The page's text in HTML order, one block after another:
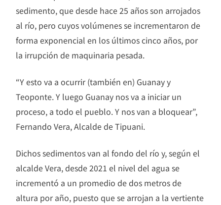
sedimento, que desde hace 25 años son arrojados
al río, pero cuyos volúmenes se incrementaron de
forma exponencial en los últimos cinco años, por
la irrupción de maquinaria pesada.
“Y esto va a ocurrir (también en) Guanay y
Teoponte. Y luego Guanay nos va a iniciar un
proceso, a todo el pueblo. Y nos van a bloquear”,
Fernando Vera, Alcalde de Tipuani.
Dichos sedimentos van al fondo del río y, según el
alcalde Vera, desde 2021 el nivel del agua se
incrementó a un promedio de dos metros de
altura por año, puesto que se arrojan a la vertiente